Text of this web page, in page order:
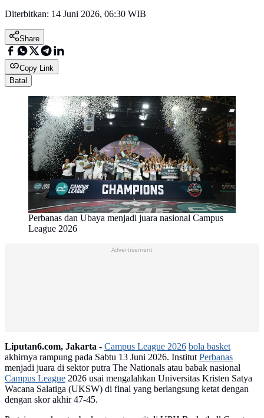
Diterbitkan: 14 Juni 2026, 06:30 WIB
Share
Copy Link
Batal
Perbanas dan Ubaya menjadi juara nasional Campus
League 2026
Advertisement
Liputan6.com, Jakarta - Campus League 2026 bola basket
akhirnya rampung pada Sabtu 13 Juni 2026. InstitutPerbanas
menjadi juara di sektor putra The Nationals atau babak nasional
Campus League 2026 usai mengalahkan Universitas Kristen Satya
Wacana Salatiga (UKSW) di final yang berlangsung ketat dengan
dengan skor akhir 47-45.